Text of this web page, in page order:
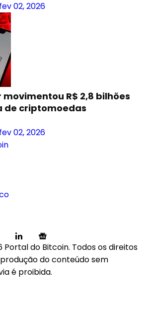
fev 02, 2026
movimentou R$ 2,8 bilhões
de criptomoedas
fev 02, 2026
Portal do Bitcoin. Todos os direitos
do conteúdo sem
é proibida.